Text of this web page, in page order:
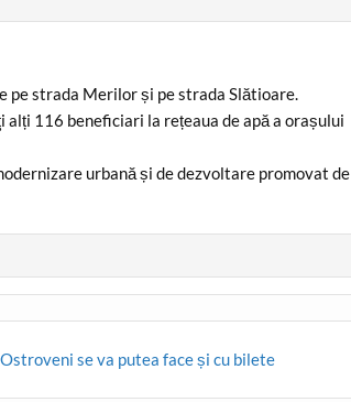
pe strada Merilor și pe strada Slătioare.
116 beneficiari la rețeaua de apă a orașului
urbană și de dezvoltare promovat de
se va putea face și cu bilete